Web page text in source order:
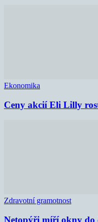
Ekonomika
Ceny akcií Eli Lilly
Zdravotní gramotnost
Netopýři míří okny do